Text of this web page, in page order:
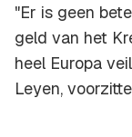
"Er is geen
geld van het
heel Europa
Leyen,